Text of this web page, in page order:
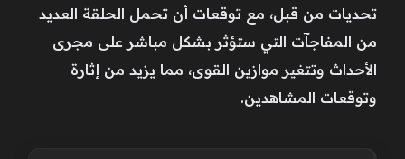
تحديات من قبل، مع توقعات أن تحمل الحلقة العديد
من المفاجآت التي ستؤثر بشكل مباشر على مجرى
الأحداث وتتغير موازين القوى، مما يزيد من إثارة
وتوقعات المشاهدين.